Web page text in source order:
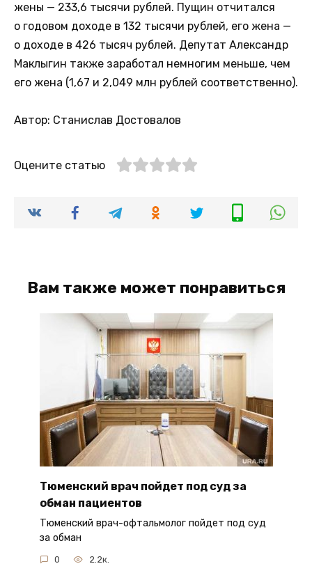
жены — 233,6 тысячи рублей. Пущин отчитался
о годовом доходе в 132 тысячи рублей, его жена —
о доходе в 426 тысяч рублей. Депутат Александр
Маклыгин также заработал немногим меньше, чем
его жена (1,67 и 2,049 млн рублей соответственно).
Автор: Станислав Достовалов
Оцените статью
Вам также может понравиться
Тюменский врач пойдет под суд за
обман пациентов
Тюменский врач-офтальмолог пойдет под суд
за обман
0 2.2к.